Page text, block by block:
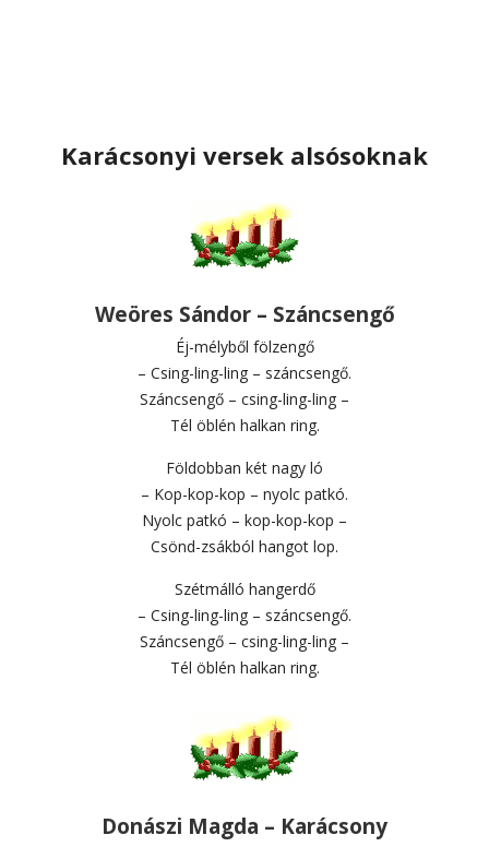
Karácsonyi versek alsósoknak
Weöres Sándor – Száncsengő
Éj-mélyből fölzengő
– Csing-ling-ling – száncsengő.
Száncsengő – csing-ling-ling –
Tél öblén halkan ring.
Földobban két nagy ló
– Kop-kop-kop – nyolc patkó.
Nyolc patkó – kop-kop-kop –
Csönd-zsákból hangot lop.
Szétmálló hangerdő
– Csing-ling-ling – száncsengő.
Száncsengő – csing-ling-ling –
Tél öblén halkan ring.
Donászi Magda – Karácsony